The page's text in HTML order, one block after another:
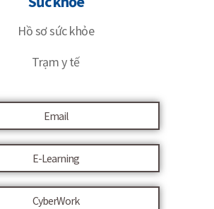
Hồ sơ sức khỏe
Trạm y tế
Email
E-Learning
CyberWork